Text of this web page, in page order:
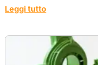
Leggi tutto